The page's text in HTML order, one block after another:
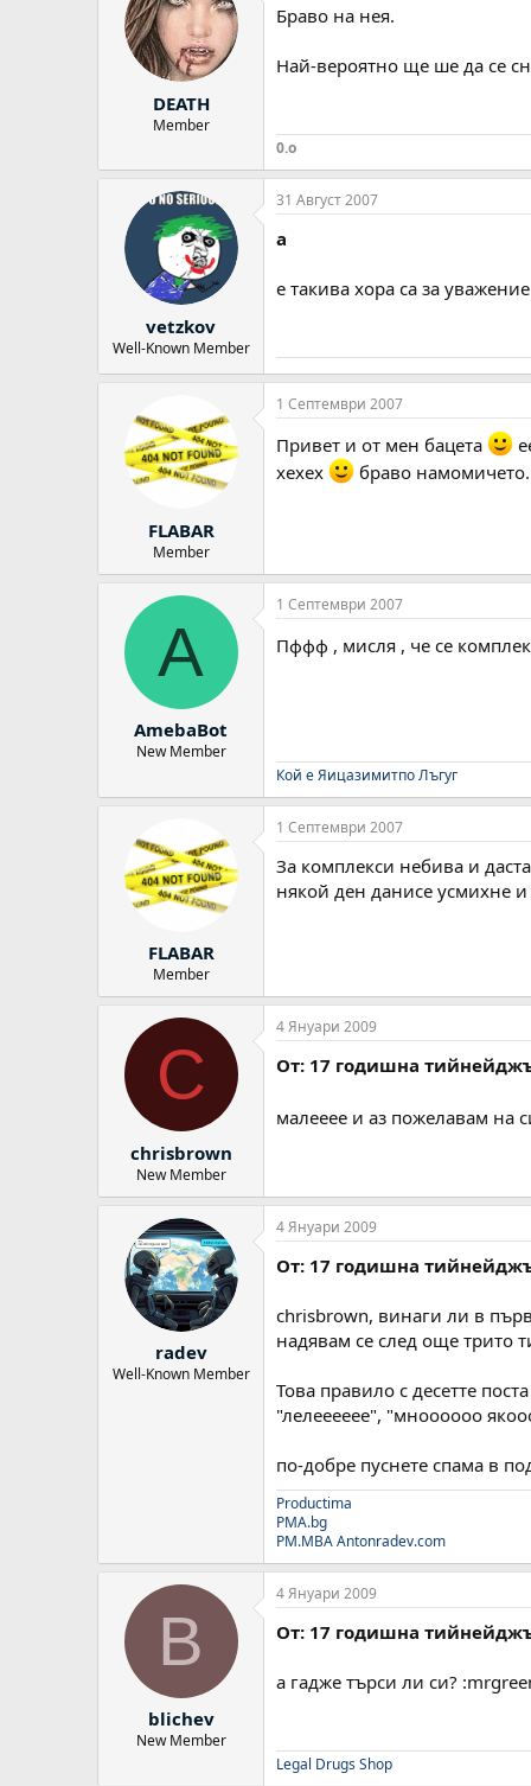
DEATH
Member
Браво на нея.
Най-вероятно ще ше да се
0.o
vetzkov
Well-Known Member
31 Август 2007
а
е такива хора са за
FLABAR
Member
1 Септември 2007
Привет и от мен бацета
хехех
браво
A
AmebaBot
New Member
1 Септември 2007
Пффф , мисля , че се
Кой е Яицазимитпо Лъгуг
FLABAR
Member
1 Септември 2007
За комплекси небива и
някой ден данисе усмихне и
C
chrisbrown
New Member
4 Януари 2009
От: 17 годишна
малееее и аз пожелавам на
radev
Well-Known Member
4 Януари 2009
От: 17 годишна
chrisbrown, винаги ли в
надявам се след още трито
Това правило с десетте
"лелееееее", "мноооооо
по-добре пуснете спама в
Productima
PMA.bg
PM.MBAAntonradev.com
B
blichev
New Member
4 Януари 2009
От: 17 годишна
а гадже търси ли си?
Legal Drugs Shop